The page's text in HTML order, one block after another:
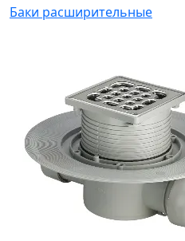
Баки расширительные